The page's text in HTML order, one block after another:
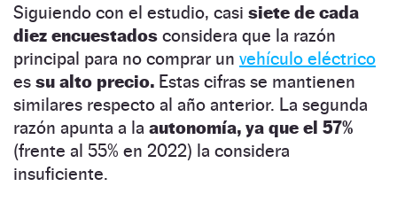
Siguiendo con el estudio, casi siete de cada
diez encuestados considera que la razón
principal para no comprar un vehículo eléctrico
es su alto precio. Estas cifras se mantienen
similares respecto al año anterior. La segunda
razón apunta a la autonomía, ya que el 57%
(frente al 55% en 2022) la considera
insuficiente.